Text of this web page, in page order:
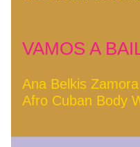
VAMOS A
Ana Belkis Zamora
Afro Cuban Body